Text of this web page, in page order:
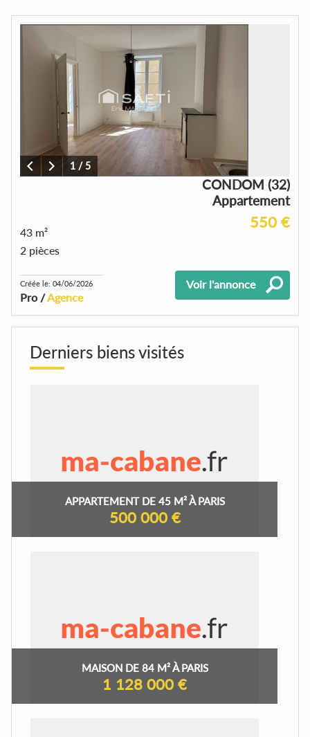
1 /5
CONDOM (32)
Appartement
550 €
43 m²
2 pièces
Créée le: 04/06/2026
Pro /Agence
Voir l'annonce
Derniers biens visités
APPARTEMENT DE 45 M² À PARIS
500 000 €
MAISON DE 84 M² À PARIS
1 128 000 €